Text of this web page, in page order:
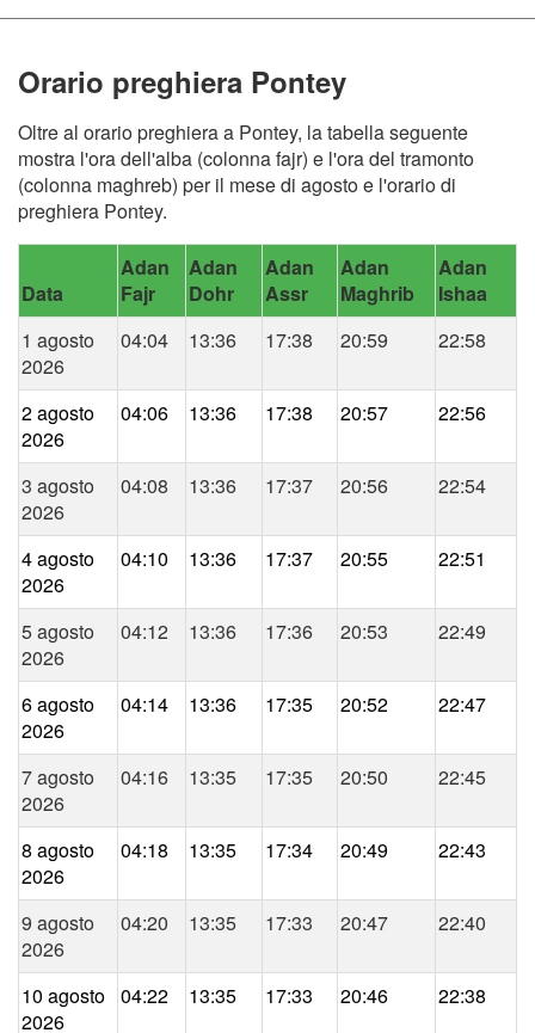
Orario preghiera Pontey
Oltre al orario preghiera a Pontey, la tabella seguente
mostra l'ora dell'alba (colonna fajr) e l'ora del tramonto
(colonna maghreb) per il mese di agosto e l'orario di
preghiera Pontey.
Data
Adan
Fajr
Adan
Dohr
Adan
Assr
Adan
Maghrib
Adan
Ishaa
1 agosto
2026
04:04 13:36 17:38 20:59 22:58
2 agosto
2026
04:06 13:36 17:38 20:57 22:56
3 agosto
2026
04:08 13:36 17:37 20:56 22:54
4 agosto
2026
04:10 13:36 17:37 20:55 22:51
5 agosto
2026
04:12 13:36 17:36 20:53 22:49
6 agosto
2026
04:14 13:36 17:35 20:52 22:47
7 agosto
2026
04:16 13:35 17:35 20:50 22:45
8 agosto
2026
04:18 13:35 17:34 20:49 22:43
9 agosto
2026
04:20 13:35 17:33 20:47 22:40
10 agosto
2026
04:22 13:35 17:33 20:46 22:38